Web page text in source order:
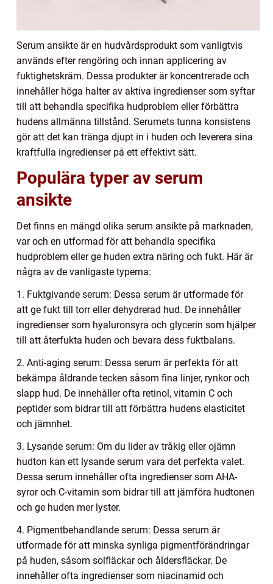
Serum ansikte är en hudvårdsprodukt som vanligtvis
används efter rengöring och innan applicering av
fuktighetskräm. Dessa produkter är koncentrerade och
innehåller höga halter av aktiva ingredienser som syftar
till att behandla specifika hudproblem eller förbättra
hudens allmänna tillstånd. Serumets tunna konsistens
gör att det kan tränga djupt in i huden och leverera sina
kraftfulla ingredienser på ett effektivt sätt.
Populära typer av serum
ansikte
Det finns en mängd olika serum ansikte på marknaden,
var och en utformad för att behandla specifika
hudproblem eller ge huden extra näring och fukt. Här är
några av de vanligaste typerna:
1. Fuktgivande serum: Dessa serum är utformade för
att ge fukt till torr eller dehydrerad hud. De innehåller
ingredienser som hyaluronsyra och glycerin som hjälper
till att återfukta huden och bevara dess fuktbalans.
2. Anti-aging serum: Dessa serum är perfekta för att
bekämpa åldrande tecken såsom fina linjer, rynkor och
slapp hud. De innehåller ofta retinol, vitamin C och
peptider som bidrar till att förbättra hudens elasticitet
och jämnhet.
3. Lysande serum: Om du lider av tråkig eller ojämn
hudton kan ett lysande serum vara det perfekta valet.
Dessa serum innehåller ofta ingredienser som AHA-
syror och C-vitamin som bidrar till att jämföra hudtonen
och ge huden mer lyster.
4. Pigmentbehandlande serum: Dessa serum är
utformade för att minska synliga pigmentförändringar
på huden, såsom solfläckar och åldersfläckar. De
innehåller ofta ingredienser som niacinamid och